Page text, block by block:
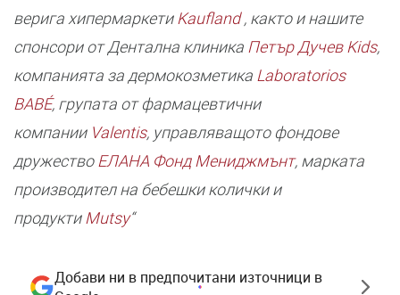
верига хипермаркети Kaufland, както и нашите
спонсори от Дентална клиника Петър Дучев Kids,
компанията за дермокозметика Laboratorios
BABÉ, групата от фармацевтични
компании Valentis, управляващото фондове
дружество ЕЛАНА Фонд Мениджмънт, марката
производител на бебешки колички и
продукти Mutsy“
Добави ни в предпочитани източници в